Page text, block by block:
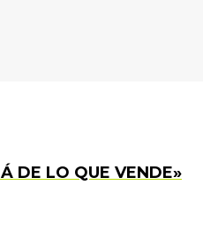
DE LO QUE VENDE»